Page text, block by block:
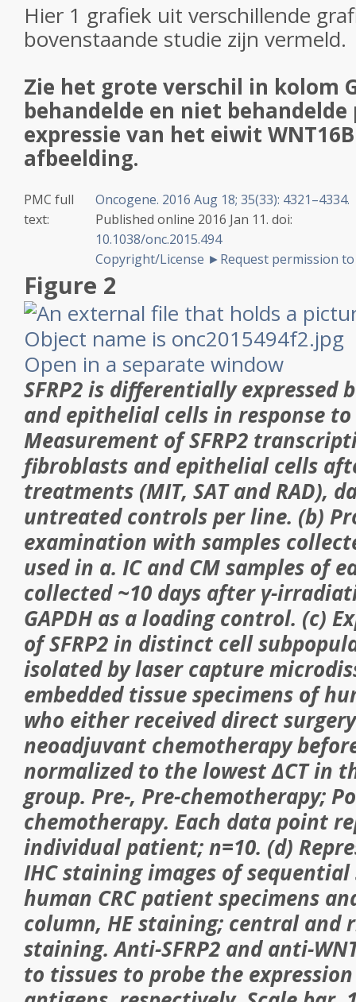
Hier 1 grafiek uit verschillende
bovenstaande studie zijn vermeld.
Zie het grote verschil in kolom
behandelde en niet
expressie van het eiwit
afbeelding.
PMC full
text:
Oncogene. 2016 Aug 18; 35(33): 4321–4334.
Published online 2016 Jan 11. doi:
10.1038/onc.2015.494
Copyright/License ► Request permission
Figure 2
Open in a separate window
SFRP2 is differentially expressed
and epithelial cells in response to
Measurement of SFRP2
fibroblasts and epithelial cells
treatments (MIT, SAT and RAD),
untreated controls per line. (b)
examination with samples
used in a. IC and CM samples of
collected ~10 days after γ-
GAPDH as a loading control. (c)
of SFRP2 in distinct cell
isolated by laser capture
embedded tissue specimens of
who either received direct
neoadjuvant chemotherapy
normalized to the lowest ΔCT in
group. Pre-, Pre-chemotherapy;
chemotherapy. Each data point
individual patient; n=10. (d)
IHC staining images of
human CRC patient specimens
column, HE staining; central and
staining. Anti-SFRP2 and anti-
to tissues to probe the